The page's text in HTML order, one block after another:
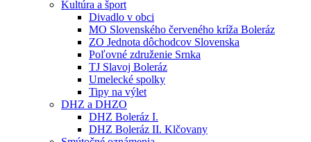
Kultúra a šport
Divadlo v obci
MO Slovenského červeného kríža Boleráz
ZO Jednota dôchodcov Slovenska
Poľovné združenie Srnka
TJ Slavoj Boleráz
Umelecké spolky
Tipy na výlet
DHZ a DHZO
DHZ Boleráz I.
DHZ Boleráz II. Klčovany